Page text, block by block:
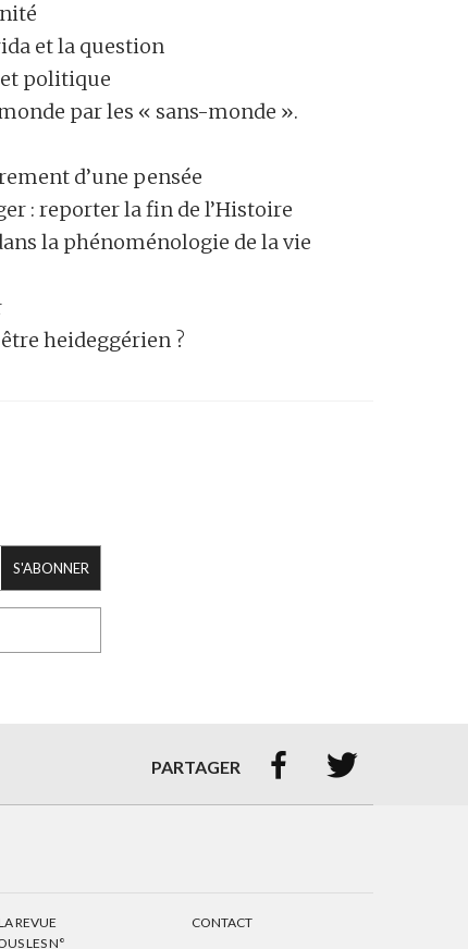
et la question
politique
par les « sans-monde ».
d’une pensée
: reporter la fin de l’Histoire
la phénoménologie de la vie
heideggérien ?
S'ABONNER
PARTAGER  
REVUE
LES N°
CONTACT